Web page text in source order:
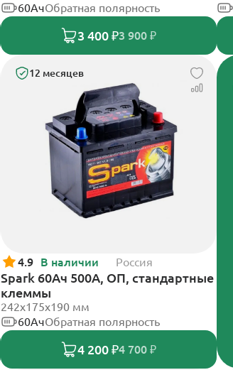
60АчОбратная полярность
3 400 ₽3 900 ₽
12 месяцев
4.9 В наличии Россия
Spark 60Ач 500А, ОП, стандартные
клеммы
242х175х190 мм
60АчОбратная полярность
4 200 ₽4 700 ₽